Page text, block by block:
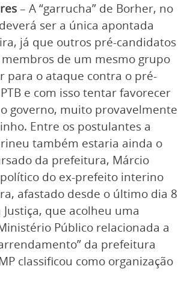
– A “garrucha” de Borher, no
ser a única apontada
já que outros pré-candidatos
de um mesmo grupo
para o ataque contra o pré-
e com isso tentar favorecer
governo, muito provavelmente
Entre os postulantes a
também estaria ainda o
da prefeitura, Márcio
do ex-prefeito interino
afastado desde o último dia 8
que acolheu uma
Público relacionada a
da prefeitura
classificou como organização